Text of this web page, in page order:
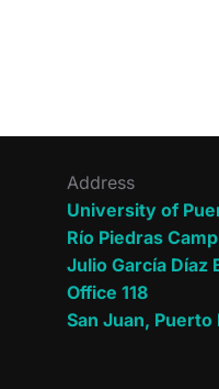
Address
University of
Río Piedras
Julio García Díaz
Office 118
San Juan, Puerto